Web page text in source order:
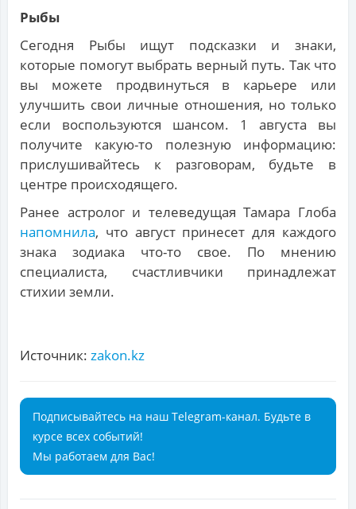
Рыбы
Сегодня Рыбы ищут подсказки и знаки,
которые помогут выбрать верный путь. Так что
вы можете продвинуться в карьере или
улучшить свои личные отношения, но только
если воспользуются шансом. 1 августа вы
получите какую-то полезную информацию:
прислушивайтесь к разговорам, будьте в
центре происходящего.
Ранее астролог и телеведущая Тамара Глоба
напомнила, что август принесет для каждого
знака зодиака что-то свое. По мнению
специалиста, счастливчики принадлежат
стихии земли.
Источник: zakon.kz
Подписывайтесь на наш Telegram-канал. Будьте в
курсе всех событий!
Мы работаем для Вас!